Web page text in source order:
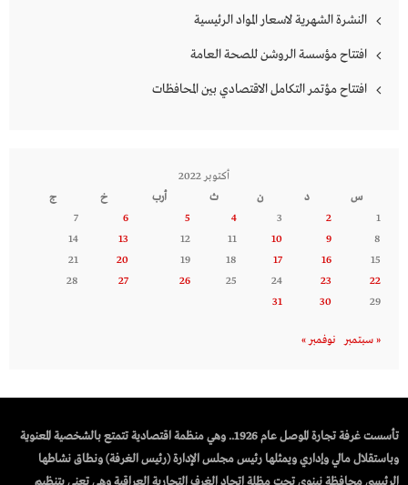
النشرة الشهرية لاسعار المواد الرئيسية
افتتاح مؤسسة الروشن للصحة العامة
افتتاح مؤتمر التكامل الاقتصادي بين المحافظات
أكتوبر 2022
س
د ن ث أرب خ
ج
1
2
3
4
5
6
7
8
9
10
11
12
13
14
15
16
17
18
19
20
21
22
23
24
25
26
27
28
29
30
31
« سبتمبر نوفمبر »
تأسست غرفة تجارة الموصل عام 1926.. وهي منظمة اقتصادية تتمتع بالشخصية المعنوية
وباستقلال مالي وإداري ويمثلها رئيس مجلس الإدارة (رئيس الغرفة) ونطاق نشاطها
الرئيسي محافظة نينوى تحت مظلة اتحاد الغرف التجارية العراقية وهي تعنى بتنظيم